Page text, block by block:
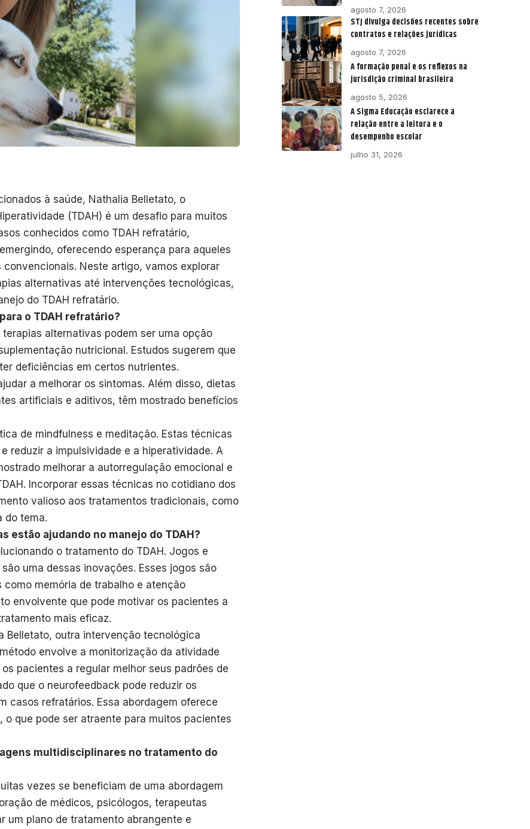
à saúde, Nathalia Belletato, o
(TDAH) é um desafio para muitos
conhecidos como TDAH refratário,
oferecendo esperança para aqueles
Neste artigo, vamos explorar
alternativas até intervenções tecnológicas,
do TDAH refratário.
o TDAH refratário?
alternativas podem ser uma opção
nutricional. Estudos sugerem que
deficiências em certos nutrientes.
a melhorar os sintomas. Além disso, dietas
artificiais e aditivos, têm mostrado benefícios
de mindfulness e meditação. Estas técnicas
reduzir a impulsividade e a hiperatividade. A
melhorar a autorregulação emocional e
Incorporar essas técnicas no cotidiano dos
valioso aos tratamentos tradicionais, como
do tema.
estão ajudando no manejo do TDAH?
o tratamento do TDAH. Jogos e
uma dessas inovações. Esses jogos são
memória de trabalho e atenção
envolvente que pode motivar os pacientes a
mais eficaz.
Belletato, outra intervenção tecnológica
envolve a monitorização da atividade
pacientes a regular melhor seus padrões de
que o neurofeedback pode reduzir os
casos refratários. Essa abordagem oferece
que pode ser atraente para muitos pacientes
multidisciplinares no tratamento do
vezes se beneficiam de uma abordagem
de médicos, psicólogos, terapeutas
um plano de tratamento abrangente e
agosto 7, 2026
STJ divulga decisões recentes sobre
contratos e relações jurídicas
agosto 7, 2026
A formação penal e os reflexos na
jurisdição criminal brasileira
agosto 5, 2026
A Sigma Educação esclarece a
relação entre a leitura e o
desempenho escolar
julho 31, 2026